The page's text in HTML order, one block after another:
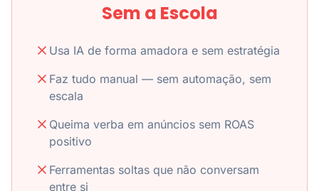
Sem a Escola
Usa IA de forma amadora e sem estratégia
Faz tudo manual — sem automação, sem
escala
Queima verba em anúncios sem ROAS
positivo
Ferramentas soltas que não conversam
entre si